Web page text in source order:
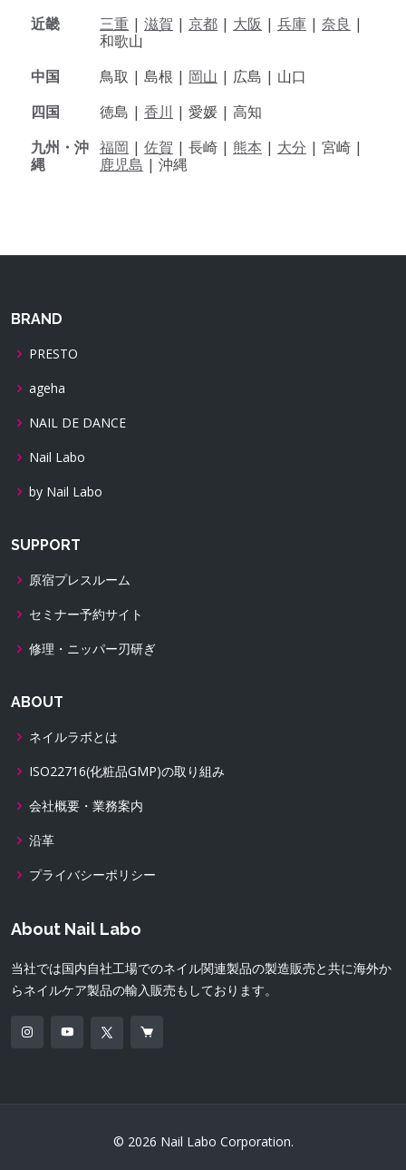
近畿
三重 | 滋賀 | 京都 | 大阪 | 兵庫 | 奈良 |
和歌山
中国
鳥取 | 島根 | 岡山 | 広島 | 山口
四国
徳島 | 香川 | 愛媛 | 高知
九州・沖
縄
福岡 | 佐賀 | 長崎 | 熊本 | 大分 | 宮崎 |
鹿児島 | 沖縄
BRAND
PRESTO
ageha
NAIL DE DANCE
Nail Labo
by Nail Labo
SUPPORT
原宿プレスルーム
セミナー予約サイト
修理・ニッパー刃研ぎ
ABOUT
ネイルラボとは
ISO22716(化粧品GMP)の取り組み
会社概要・業務案内
沿革
プライバシーポリシー
About Nail Labo
当社では国内自社工場でのネイル関連製品の製造販売と共に海外か
らネイルケア製品の輸入販売もしております。
© 2026 Nail Labo Corporation.